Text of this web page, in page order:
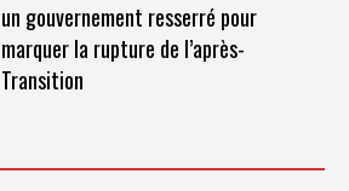
un gouvernement resserré pour
marquer la rupture de l’après-
Transition